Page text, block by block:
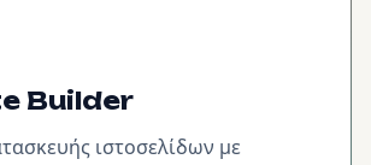
Builder
ιστοσελίδων με